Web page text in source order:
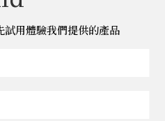
用體驗我們提供的產品